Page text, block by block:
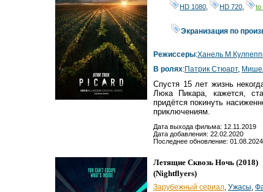
HD 1080 HD 720 to
Экранизация по
Режиссеры:Ханель М
В ролях:Патрик Стюарт,
Спустя 15 лет жизнь
Люка Пикара, кажется,
придётся покинуть
приключениям.
Дата выхода фильма: 12.11.2019
Дата добавления: 22.02.2020
Последнее обновление: 01.08.2024
Летящие Сквозь Ночь (2018)
(Nightflyers)
Зарубежный сериал, Ужасы,